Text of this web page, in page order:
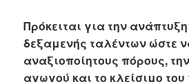
Πρόκειται για την
δεξαμενής ταλέντων ώστε
αναξιοποίητους πόρους,
αγωγού και το κλείσιμο